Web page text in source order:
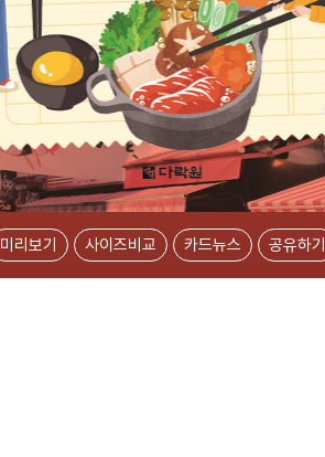
미리보기 사이즈비교 카드뉴스 공유하기